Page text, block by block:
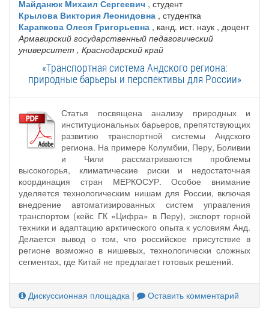
Майданюк Михаил Сергеевич , студент
Крылова Виктория Леонидовна , студентка
Карапкова Олеся Григорьевна , канд. ист. наук , доцент
Армавирский государственный педагогический
университет , Краснодарский край
«Транспортная система Андского региона:
природные барьеры и перспективы для России»
Статья посвящена анализу природных и
институциональных барьеров, препятствующих
развитию транспортной системы Андского
региона. На примере Колумбии, Перу, Боливии
и Чили рассматриваются проблемы
высокогорья, климатические риски и недостаточная
координация стран МЕРКОСУР. Особое внимание
уделяется технологическим нишам для России, включая
внедрение автоматизированных систем управления
транспортом (кейс ГК «Цифра» в Перу), экспорт горной
техники и адаптацию арктического опыта к условиям Анд.
Делается вывод о том, что российское присутствие в
регионе возможно в нишевых, технологически сложных
сегментах, где Китай не предлагает готовых решений.
Дискуссионная площадка | Оставить комментарий